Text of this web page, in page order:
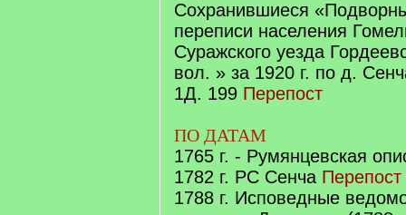
Сохранившиеся
переписи населения
Суражского уезда
вол. » за 1920 г. по д.
1Д. 199 Перепост
ПО ДАТАМ
1765 г. - Румянцевская
1782 г. РС Сенча Перепост
1788 г. Исповедные